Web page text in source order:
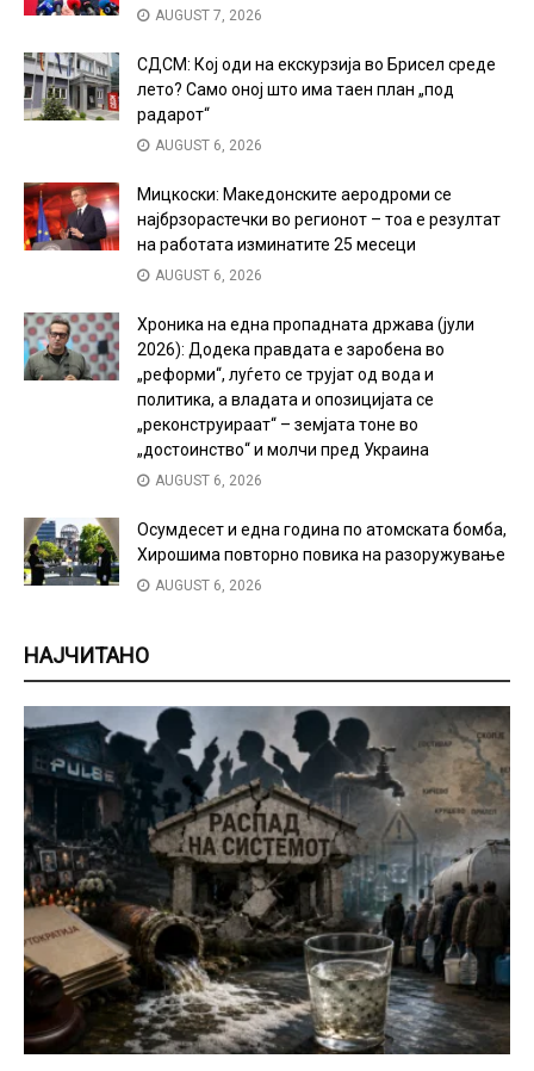
AUGUST 7, 2026
СДСМ: Кој оди на екскурзија во Брисел среде
лето? Само оној што има таен план „под
радарот“
AUGUST 6, 2026
Мицкоски: Македонските аеродроми се
најбрзорастечки во регионот – тоа е резултат
на работата изминатите 25 месеци
AUGUST 6, 2026
Хроника на една пропадната држава (јули
2026): Додека правдата е заробена во
„реформи“, луѓето се трујат од вода и
политика, а владата и опозицијата се
„реконструираат“ – земјата тоне во
„достоинство“ и молчи пред Украина
AUGUST 6, 2026
Осумдесет и една година по атомската бомба,
Хирошима повторно повика на разоружување
AUGUST 6, 2026
НАЈЧИТАНО